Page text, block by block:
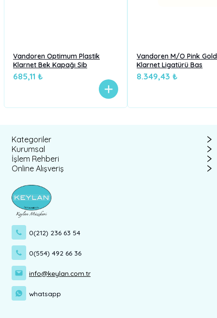
Vandoren Optimum Plastik
Klarnet Bek Kapağı Sib
685,11 ₺
Vandoren M/O Pink Gold
Klarnet Ligatürü Bas
8.349,43 ₺
Kategoriler
Kurumsal
İşlem Rehberi
Online Alışveriş
0(212) 236 63 54
0(554) 492 66 36
info@keylan.com.tr
whatsapp